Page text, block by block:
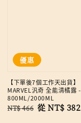
優惠
【下單後7個工作天出貨】
MARVEL汎奇 全能清橘露 -
800ML/2000ML
Regular
NT$ 466 Sale
從NT$ 382